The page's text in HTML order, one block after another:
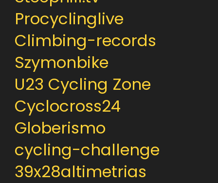
Procyclinglive
Climbing-records
Szymonbike
U23 Cycling Zone
Cyclocross24
Globerismo
cycling-challenge
39x28altimetrias